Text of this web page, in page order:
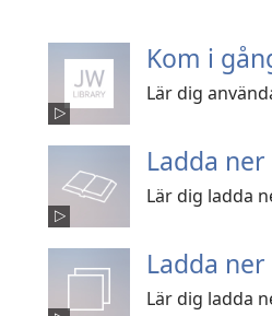
Kom i
Lär dig
Ladda
Lär dig ladda
Ladda
Lär dig ladda